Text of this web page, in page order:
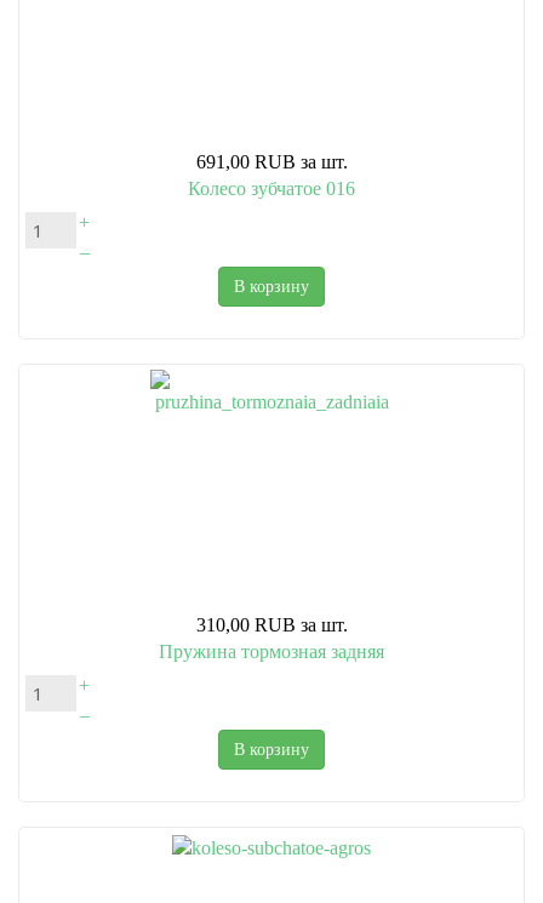
691,00 RUB за шт.
Колесо зубчатое 016
+
–
В корзину
310,00 RUB за шт.
Пружина тормозная задняя
+
–
В корзину